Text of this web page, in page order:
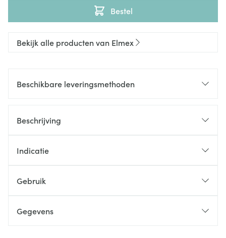
Bestel
Bekijk alle producten van Elmex
Beschikbare leveringsmethoden
Beschrijving
Indicatie
Gebruik
Gegevens